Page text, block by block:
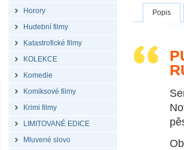
Horory
Hudební filmy
Katastrofické filmy
KOLEKCE
Komedie
Komiksové filmy
Krimi filmy
LIMITOVANÉ EDICE
Mluvené slovo
Popis